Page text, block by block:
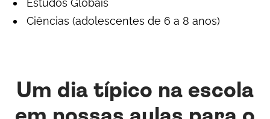
Estudos Globais
Ciências (adolescentes de 6 a 8 anos)
Um dia típico na escola